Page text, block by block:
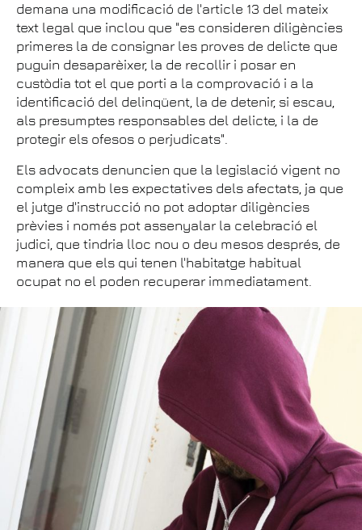
demana una modificació de l'article 13 del mateix
text legal que inclou que "es consideren diligències
primeres la de consignar les proves de delicte que
puguin desaparèixer, la de recollir i posar en
custòdia tot el que porti a la comprovació i a la
identificació del delinqüent, la de detenir, si escau,
als presumptes responsables del delicte, i la de
protegir els ofesos o perjudicats".
Els advocats denuncien que la legislació vigent no
compleix amb les expectatives dels afectats, ja que
el jutge d'instrucció no pot adoptar diligències
prèvies i només pot assenyalar la celebració el
judici, que tindria lloc nou o deu mesos després, de
manera que els qui tenen l'habitatge habitual
ocupat no el poden recuperar immediatament.